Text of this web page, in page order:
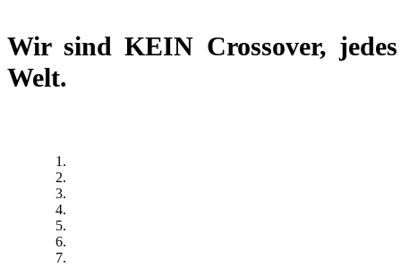
Wir sindKEIN Crossover,
Welt.